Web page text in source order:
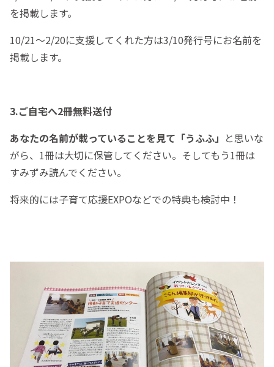
を掲載します。
10/21～2/20に支援してくれた方は3/10発行号にお名前を
掲載します。
3.ご自宅へ2冊無料送付
あなたの名前が載っていることを見て「うふふ」 と思いな
がら、1冊は大切に保管してください。そしてもう1冊は
すみずみ読んでください。
将来的には子育て応援EXPOなどでの特典も検討中！